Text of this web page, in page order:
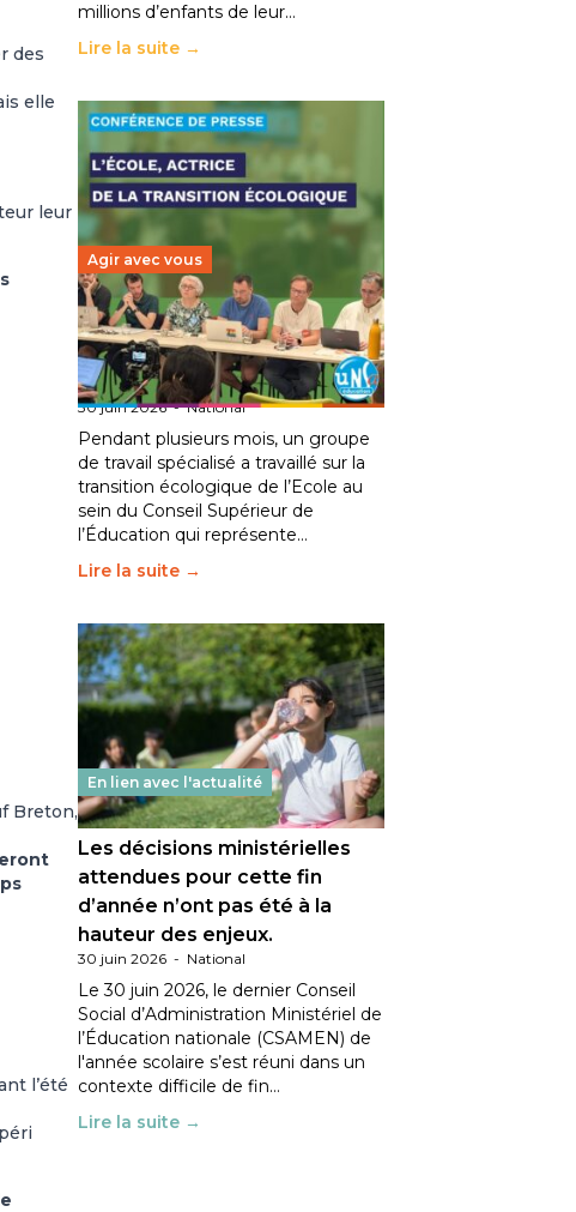
des
elle
leur
Breton,
l’été
millions d’enfants de leur…
Lire la suite →
Agir avec vous
Transition écologique de
l’éducation : l’UNSA Éducation
fait bouger les lignes
30 juin 2026-National
Pendant plusieurs mois, un groupe
de travail spécialisé a travaillé sur la
transition écologique de l’Ecole au
sein du Conseil Supérieur de
l’Éducation qui représente…
Lire la suite →
En lien avec l'actualité
Les décisions ministérielles
attendues pour cette fin
d’année n’ont pas été à la
hauteur des enjeux.
30 juin 2026 - National
Le 30 juin 2026, le dernier Conseil
Social d’Administration Ministériel de
l’Éducation nationale (CSAMEN) de
l'année scolaire s’est réuni dans un
contexte difficile de fin…
Lire la suite →